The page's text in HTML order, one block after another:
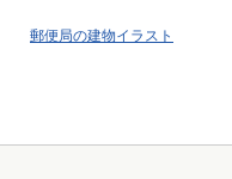
郵便局の建物イラスト